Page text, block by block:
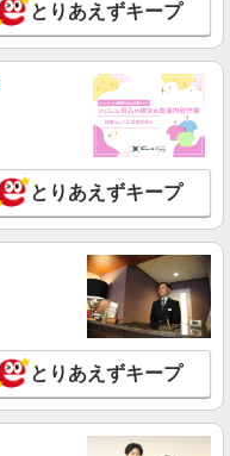
店舗スタッフ
業代支給 ★交通費別途支給
定有) お友達を紹介
(規定有) ★月2回払
有）★ ゜・。○。・゜
区のsoftbankショップ
詳細を見る
販売スタッフ
業代支給 ★交通費別途支給
有) お友達を紹介
(規定有) ★月2回払
有）★ ゜・。○。・゜
のsoftbankショップ
詳細を見る
とりあえずキープ
とりあえずキープ
とりあえずキープ